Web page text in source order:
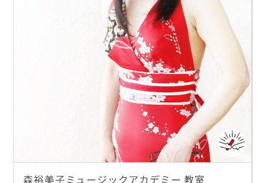
森裕美子ミュージックアカデミー 教室